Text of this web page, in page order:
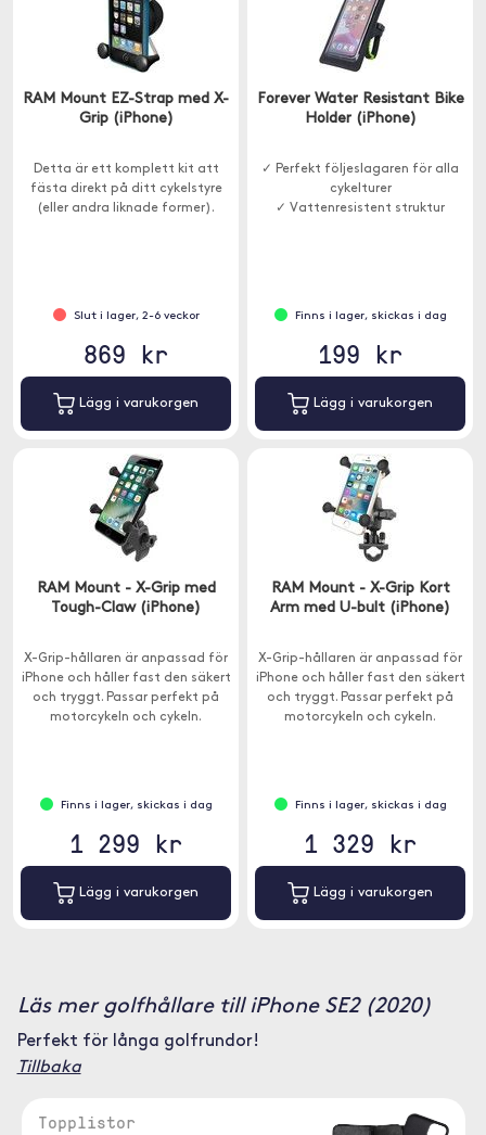
RAM Mount EZ-Strap med X-
Grip (iPhone)
Detta är ett komplett kit att
fästa direkt på ditt cykelstyre
(eller andra liknade former).
Slut i lager, 2-6 veckor
869 kr
Lägg i varukorgen
Forever Water Resistant Bike
Holder (iPhone)
✓ Perfekt följeslagaren för alla
cykelturer
✓ Vattenresistent struktur
Finns i lager, skickas i dag
199 kr
Lägg i varukorgen
RAM Mount - X-Grip med
Tough-Claw (iPhone)
X-Grip-hållaren är anpassad för
iPhone och håller fast den säkert
och tryggt. Passar perfekt på
motorcykeln och cykeln.
Finns i lager, skickas i dag
1 299 kr
Lägg i varukorgen
RAM Mount - X-Grip Kort
Arm med U-bult (iPhone)
X-Grip-hållaren är anpassad för
iPhone och håller fast den säkert
och tryggt. Passar perfekt på
motorcykeln och cykeln.
Finns i lager, skickas i dag
1 329 kr
Lägg i varukorgen
Läs mer golfhållare till iPhone SE2 (2020)
Perfekt för långa golfrundor!
Tillbaka
Topplistor